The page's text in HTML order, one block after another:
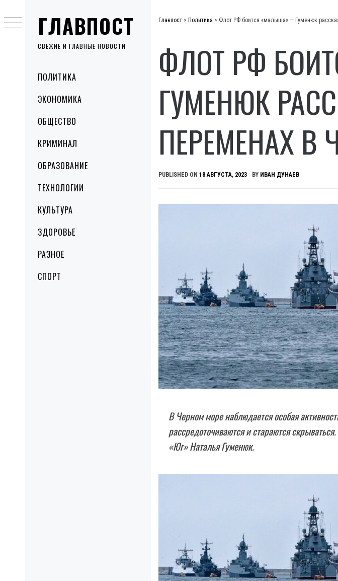
ГЛАВПОСТ
СВЕЖИЕ И ГЛАВНЫЕ НОВОСТИ
MenuПОЛИТИКА
ЭКОНОМИКА
ОБЩЕСТВО
КРИМИНАЛ
ОБРАЗОВАНИЕ
ТЕХНОЛОГИИ
КУЛЬТУРА
ЗДОРОВЬЕ
РАЗНОЕ
СПОРТ
to
content
Главпост > Политика > Флот РФ боится «малыша» — Гуменюк
ФЛОТ РФ
ГУМЕНЮК
ПЕРЕМЕНАХ В
PUBLISHED ON 18 АВГУСТА, 2023 BY ИВАН ДУНАЕВ
В Черном море наблюдается особая
рассредоточиваются и стараются
«Юг» Наталья Гуменюк.